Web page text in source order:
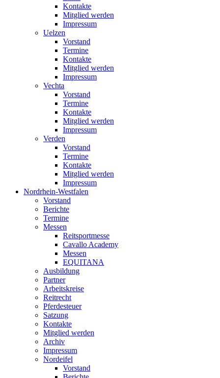
Kontakte
Mitglied werden
Impressum
Uelzen
Vorstand
Termine
Kontakte
Mitglied werden
Impressum
Vechta
Vorstand
Termine
Kontakte
Mitglied werden
Impressum
Verden
Vorstand
Termine
Kontakte
Mitglied werden
Impressum
Nordrhein-Westfalen
Vorstand
Berichte
Termine
Messen
Reitsportmesse
Cavallo Academy
Messen
EQUITANA
Ausbildung
Partner
Arbeitskreise
Reitrecht
Pferdesteuer
Satzung
Kontakte
Mitglied werden
Archiv
Impressum
Nordeifel
Vorstand